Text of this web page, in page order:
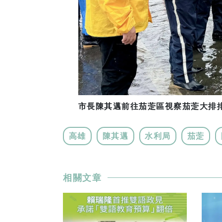
市長陳其邁前往茄萣區視察茄萣大
高雄 陳其邁 水利局 茄萣
相關文章